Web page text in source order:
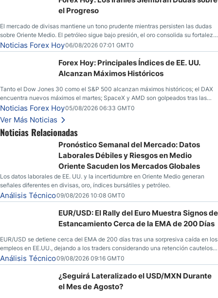
el Progreso
El mercado de divisas mantiene un tono prudente mientras persisten las dudas
sobre Oriente Medio. El petróleo sigue bajo presión, el oro consolida su fortaleza
y los operadores esperan nuevas referencias económicas desde Estados
Unidos.
Noticias Forex Hoy06/08/2026 07:01 GMT0
Forex Hoy: Principales Índices de EE. UU.
Alcanzan Máximos Históricos
Tanto el Dow Jones 30 como el S&P 500 alcanzan máximos históricos; el DAX
encuentra nuevos máximos el martes; SpaceX y AMD son golpeados tras las
llamadas de ganancias; el petróleo crudo cae por debajo de los $80 con nuevas
esperanzas; el dólar estadounidense continúa intentando estabilizarse frente al
yen; el peso mexicano ve un repunte a medida que las tasas caen en EE. UU.
Noticias Forex Hoy05/08/2026 06:33 GMT0
Ver Más Noticias
Noticias Relacionadas
Pronóstico Semanal del Mercado: Datos
Laborales Débiles y Riesgos en Medio
Oriente Sacuden los Mercados Globales
Los datos laborales de EE. UU. y la incertidumbre en Oriente Medio generan
señales diferentes en divisas, oro, índices bursátiles y petróleo.
Análisis Técnico09/08/2026 10:08 GMT0
EUR/USD: El Rally del Euro Muestra Signos de
Estancamiento Cerca de la EMA de 200 Días
EUR/USD se detiene cerca del EMA de 200 días tras una sorpresiva caída en los
empleos en EE.UU., dejando a los traders considerando una retención cautelosa
ante un fin de semana incierto.
Análisis Técnico09/08/2026 09:16 GMT0
¿Seguirá Lateralizado el USD/MXN Durante
el Mes de Agosto?